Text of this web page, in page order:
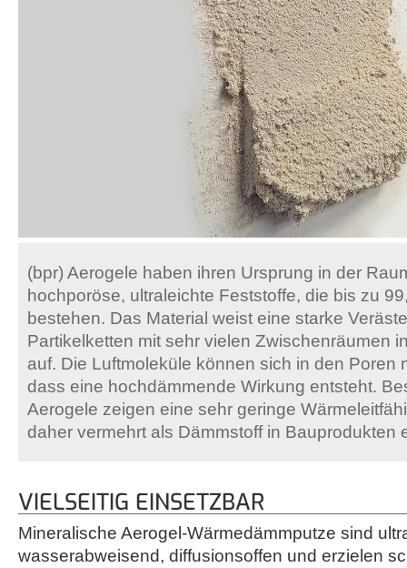
(bpr) Aerogele haben ihren Ursprung in der
hochporöse, ultraleichte Feststoffe, die bis zu
bestehen. Das Material weist eine starke
Partikelketten mit sehr vielen Zwischenräumen
auf. Die Luftmoleküle können sich in den Poren
dass eine hochdämmende Wirkung entsteht.
Aerogele zeigen eine sehr geringe
daher vermehrt als Dämmstoff in Bauprodukten
VIELSEITIG EINSETZBAR
Mineralische Aerogel-Wärmedämmputze sind
wasserabweisend, diffusionsoffen und erzielen